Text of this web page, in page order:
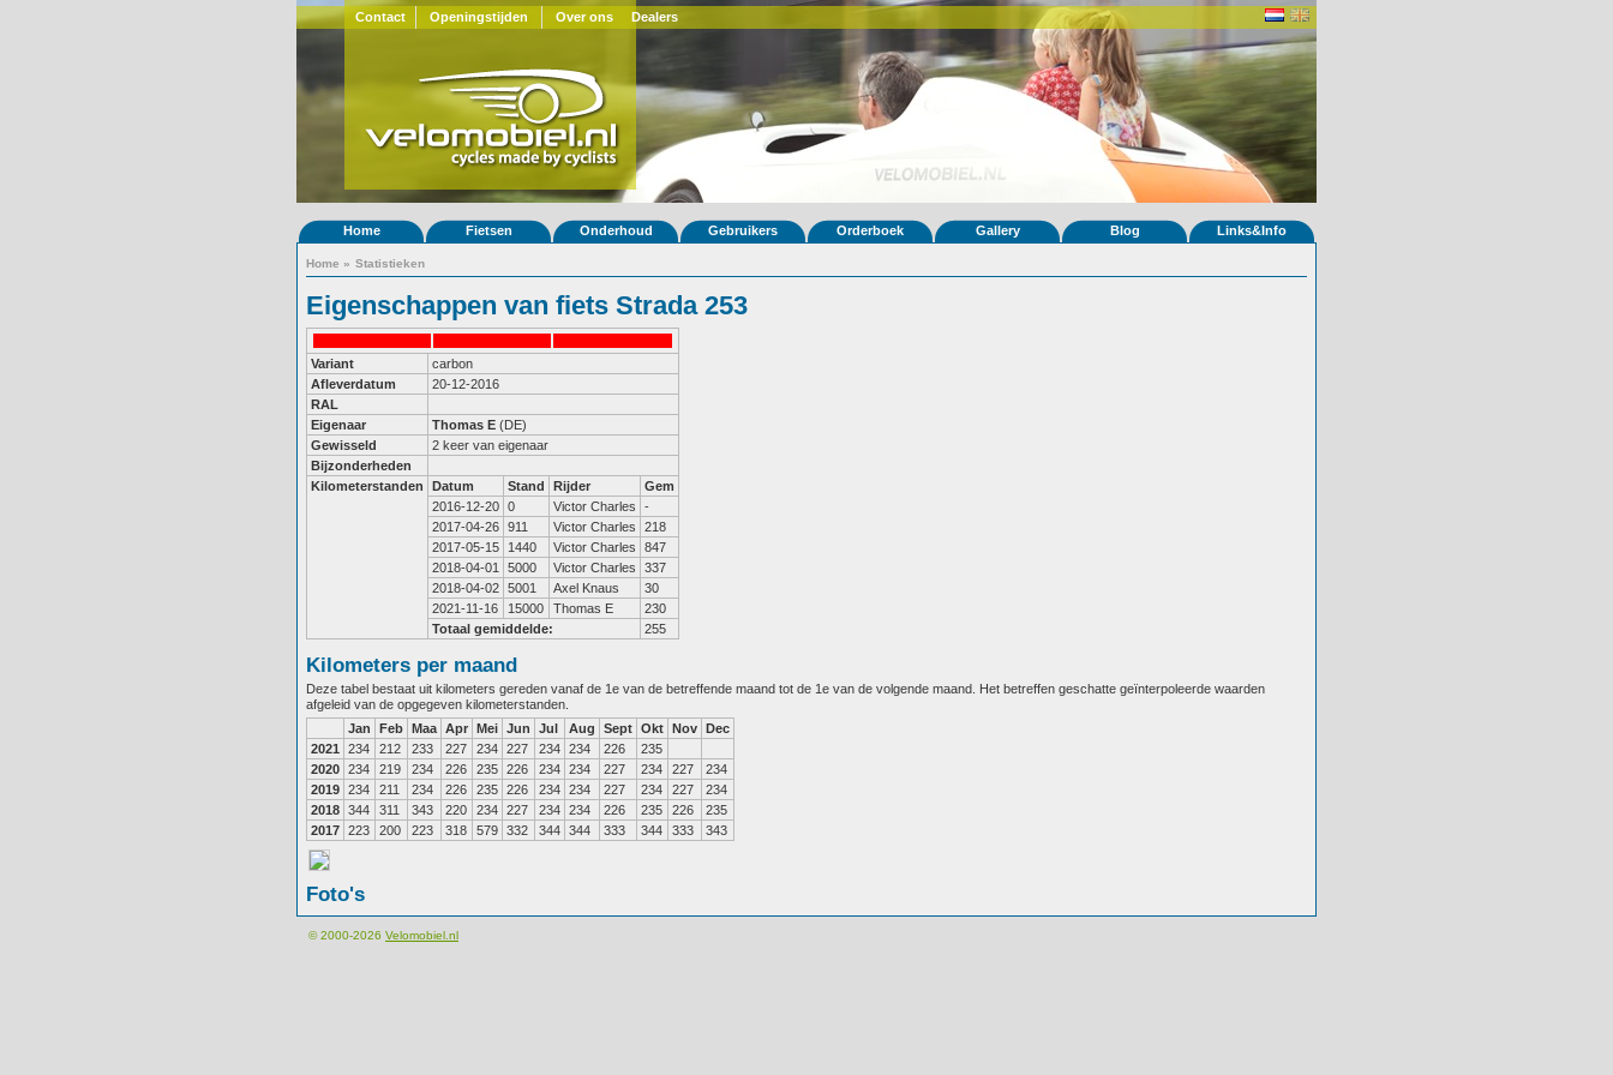
Contact Openingstijden Over ons Dealers
Home Fietsen Onderhoud Gebruikers Orderboek Gallery Blog Links&Info
Home » Statistieken
Eigenschappen van fiets Strada 253
Variant
carbon
Afleverdatum
20-12-2016
RAL
Eigenaar
Thomas E (DE)
Gewisseld
2 keer van eigenaar
Bijzonderheden
Kilometerstanden
Datum Stand Rijder
Gem
2016-12-20 0 Victor Charles
-
2017-04-26 911 Victor Charles
218
2017-05-15
1440 Victor Charles
847
2018-04-01
5000 Victor Charles
337
2018-04-02 5001 Axel Knaus
30
2021-11-16
15000 Thomas E
230
Totaal gemiddelde:
255
Kilometers per maand
Deze tabel bestaat uit kilometers gereden vanaf de 1e van de betreffende maand tot de 1e van de volgende maand. Het betreffen geschatte geïnterpoleerde waarden
afgeleid van de opgegeven kilometerstanden.
Jan
Feb Maa Apr Mei Jun Jul Aug Sept Okt Nov Dec
2021
234 212 233 227 234 227 234 234 226
235
2020 234 219 234 226 235 226 234 234 227 234 227
234
2019 234 211 234 226 235 226 234 234 227 234 227
234
2018 344 311 343 220 234 227 234 234 226 235 226
235
2017 223 200 223 318 579 332 344 344 333 344 333 343
Foto's
© 2000-2026 Velomobiel.nl